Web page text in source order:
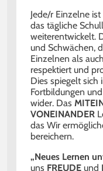
Jede/r Einzelne
das tägliche
weiterentwickelt.
und Schwächen,
Einzelnen als
respektiert und
Dies spiegelt sich
Fortbildungen
wider. Das
VONEINANDER
das Wir
bereichern.
„Neues Lernen
uns FREUDE und